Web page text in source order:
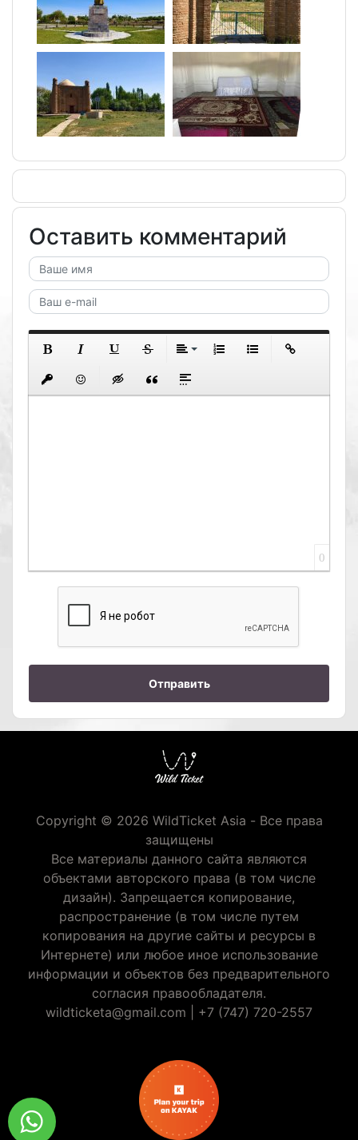
Оставить комментарий
0
Отправить
Copyright © 2026 WildTicket Asia - Все права
защищены
Все материалы данного сайта являются
объектами авторского права (в том числе
дизайн). Запрещается копирование,
распространение (в том числе путем
копирования на другие сайты и ресурсы в
Интернете) или любое иное использование
информации и объектов без предварительного
согласия правообладателя.
wildticketa@gmail.com
+7 (747) 720-2557